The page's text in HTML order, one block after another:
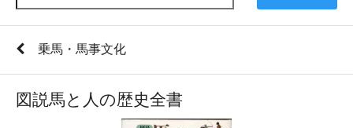
乗馬・馬事文化
図説馬と人の歴史全書